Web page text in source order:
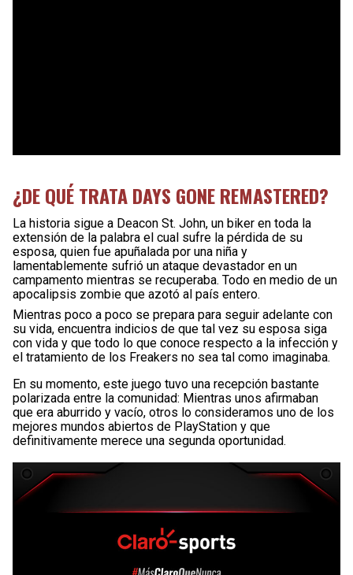
¿DE QUÉ TRATA DAYS GONE REMASTERED?
La historia sigue a Deacon St. John, un biker en toda la
extensión de la palabra el cual sufre la pérdida de su
esposa, quien fue apuñalada por una niña y
lamentablemente sufrió un ataque devastador en un
campamento mientras se recuperaba. Todo en medio de un
apocalipsis zombie que azotó al país entero.
Mientras poco a poco se prepara para seguir adelante con
su vida, encuentra indicios de que tal vez su esposa siga
con vida y que todo lo que conoce respecto a la infección y
el tratamiento de los Freakers no sea tal como imaginaba.
En su momento, este juego tuvo una recepción bastante
polarizada entre la comunidad: Mientras unos afirmaban
que era aburrido y vacío, otros lo consideramos uno de los
mejores mundos abiertos de PlayStation y que
definitivamente merece una segunda oportunidad.